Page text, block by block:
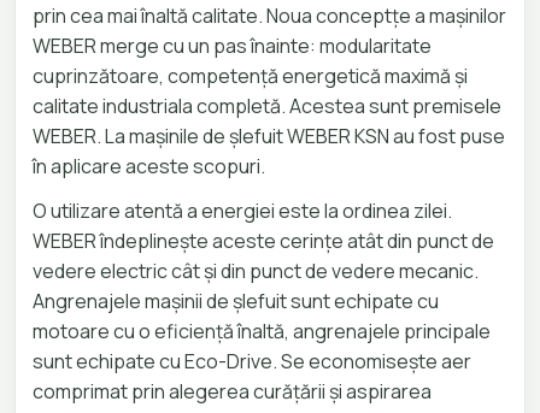
prin cea mai înaltă calitate. Noua conceptțe a mașinilor
WEBER merge cu un pas înainte: modularitate
cuprinzătoare, competență energetică maximă și
calitate industriala completă. Acestea sunt premisele
WEBER. La mașinile de șlefuit WEBER KSN au fost puse
în aplicare aceste scopuri.
O utilizare atentă a energiei este la ordinea zilei.
WEBER îndeplinește aceste cerințe atât din punct de
vedere electric cât și din punct de vedere mecanic.
Angrenajele mașinii de șlefuit sunt echipate cu
motoare cu o eficiență înaltă, angrenajele principale
sunt echipate cu Eco-Drive. Se economisește aer
comprimat prin alegerea curățării și aspirarea